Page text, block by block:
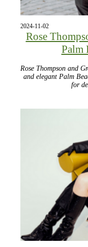
2024-11-02
Rose
Palm
Rose Thompson and
and elegant Palm
for